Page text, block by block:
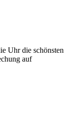
Uhr die schönsten
auf